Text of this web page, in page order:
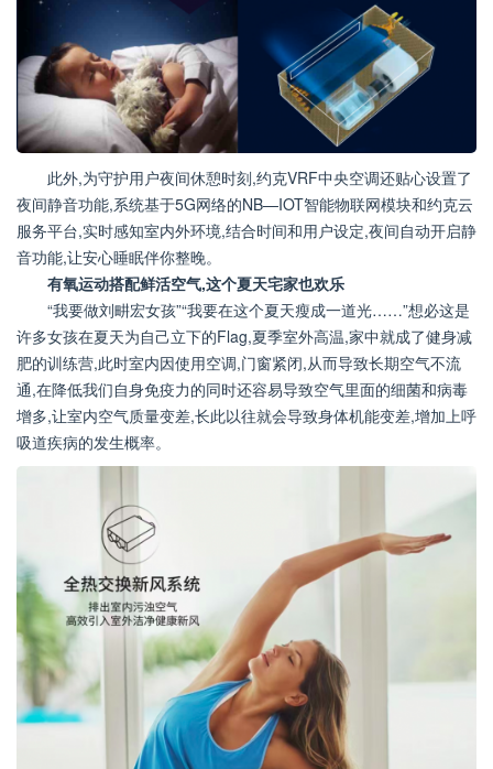
此外,为守护用户夜间休憩时刻,约克VRF中央空调还贴心设置了
夜间静音功能,系统基于5G网络的NB—IOT智能物联网模块和约克云
服务平台,实时感知室内外环境,结合时间和用户设定,夜间自动开启静
音功能,让安心睡眠伴你整晚。
有氧运动搭配鲜活空气,这个夏天宅家也欢乐
“我要做刘畊宏女孩”“我要在这个夏天瘦成一道光……”想必这是
许多女孩在夏天为自己立下的Flag,夏季室外高温,家中就成了健身减
肥的训练营,此时室内因使用空调,门窗紧闭,从而导致长期空气不流
通,在降低我们自身免疫力的同时还容易导致空气里面的细菌和病毒
增多,让室内空气质量变差,长此以往就会导致身体机能变差,增加上呼
吸道疾病的发生概率。